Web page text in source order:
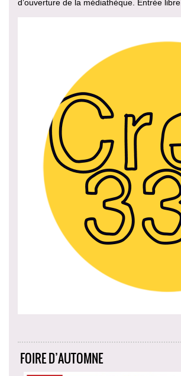
d’ouverture de la médiathèque. Entrée libre.
FOIRE D’AUTOMNE